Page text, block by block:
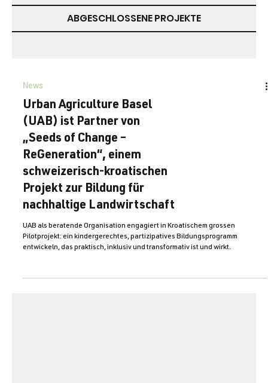
News
Urban Agriculture Basel
(UAB) ist Partner von
„Seeds of Change –
ReGeneration“, einem
schweizerisch-kroatischen
Projekt zur Bildung für
nachhaltige Landwirtschaft
UAB als beratende Organisation engagiert in Kroatischem grossen
Pilotprojekt: ein kindergerechtes, partizipatives Bildungsprogramm
entwickeln, das praktisch, inklusiv und transformativ ist und wirkt.
ABGESCHLOSSENE PROJEKTE